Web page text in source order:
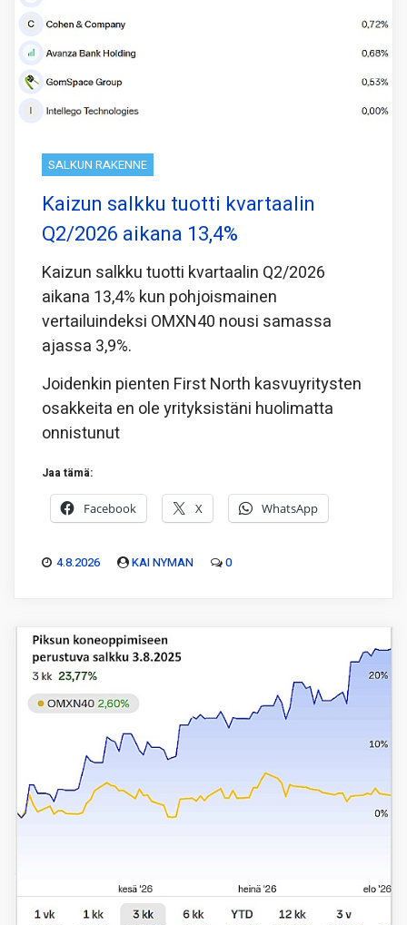
SALKUN RAKENNE
Kaizun salkku tuotti kvartaalin
Q2/2026 aikana 13,4%
Kaizun salkku tuotti kvartaalin Q2/2026
aikana 13,4% kun pohjoismainen
vertailuindeksi OMXN40 nousi samassa
ajassa 3,9%.
Joidenkin pienten First North kasvuyritysten
osakkeita en ole yrityksistäni huolimatta
onnistunut
Jaa tämä:
Facebook X WhatsApp
4.8.2026 KAI NYMAN 0